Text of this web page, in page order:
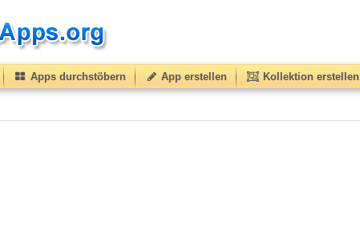
Apps durchstöbern App erstellen Kollektion erstellen